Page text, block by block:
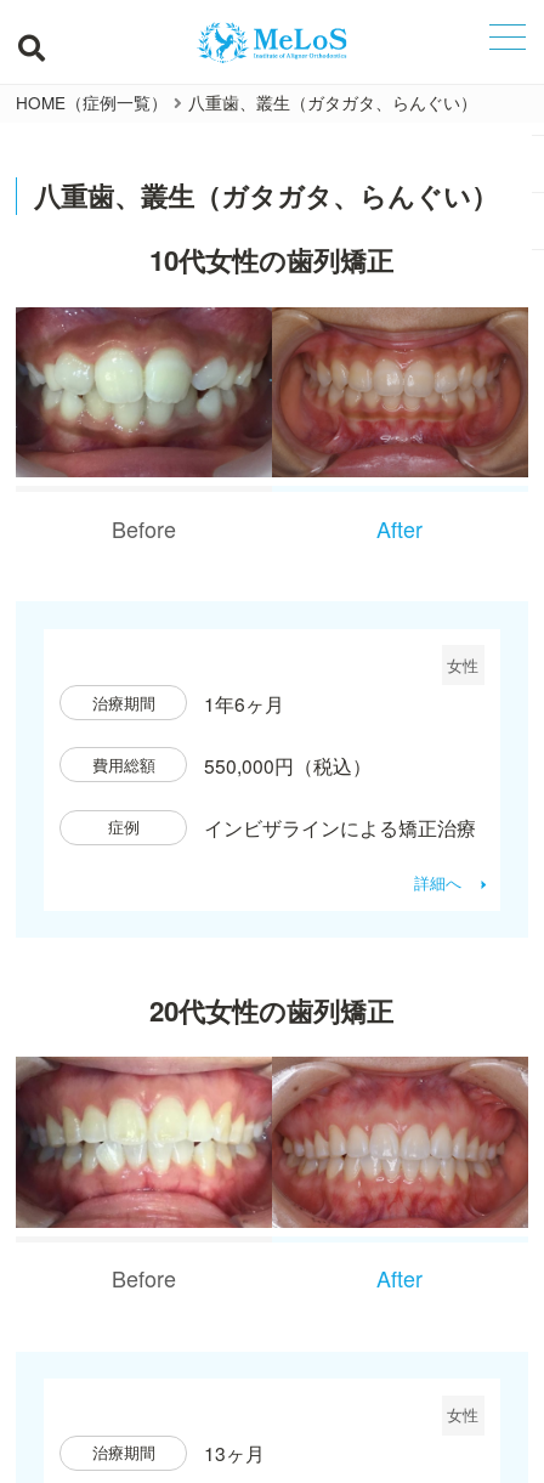
HOME（症例一覧） 八重歯、叢生（ガタガタ、らんぐい）
八重歯、叢生（ガタガタ、らんぐい）
10代女性の歯列矯正
Before After
女性
治療期間
1年6ヶ月
費用総額 550,000円（税込）
症例 インビザラインによる矯正治療
詳細へ
20代女性の歯列矯正
Before After
女性
治療期間
13ヶ月